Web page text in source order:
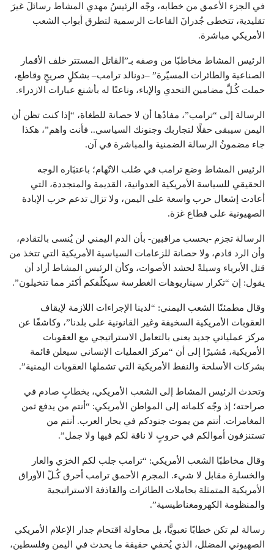
في الجزء الأعمق من خطابه، وجّه الرئيسُ مهدي المشاط رسائلَ غيرَ
تقليدية، تتخطى جُدرانَ القاعات الرسمية لتطرق أبواب الشعب
الأمريكي مباشرة.
الرئيس المشاط مخاطبًا من وصفه بـ”القاتل المستتر خلف الأقمار
الصناعية والطائرات المسيّرة” –دونالد ترامب– بشكلٍ صريحٍ وقاطع،
حملت كُـلَّ مضامين التحدي والإباء، وناعتًا له بأشنع عبارات الازدراء.
الرسالة إلى “ترامب”، مفادُها أن لا حصانة للطغاة، “إذا كنت تظن أن
اليمن سيبقى حقلًا لتجاربك وجنونك السياسي.. فأنت واهم”، هكذا
جاء مضمونُ الرسالة الضمنية والمباشرة في آن.
الرئيس المشاط وضع ترامب في صُلب الاتّهام؛ باعتبَاره الوجه
الحقيقي للسياسة الأمريكية العدوانية، القديمة والمتجددة، التي
أعادت إشعال حرب واسعة على اليمن، ولا تزال تدعم حرب الإبادة
الصهيونية على قطاع غزة.
الرسالة تجزم -بحسب مراقبين- بأن الدم اليمني لن يُنسى بالتقادم،
وأن الرد قادم، ولا حصانة للزعامات السياسية الأمريكية التي تتخذ من
قتل الأبرياء وسيلةً لحشد الأصوات، وكأن الرئيس المشاط أراد أن
يقول: إن “تكرار سيناريوهات الغطرسة سيكلّفكم أكثر مما تتخيلون”.
وقال مطمئنًا الشعب اليمني: “لدينا الإجراءات اللازمة لإيقاف
العقوبات الأمريكية السخيفة وغير القانونية على بلدنا”، وكاشفًا عن
مركز عملياتي جديد يعنى بالتعامل الاستراتيجي مع العقوبات
الأمريكية، مُشيرًا إلى أن “مركز العمليات الإنساني سيعلن قائمة
بشركات الأسلحة والنفط الأمريكية التي تشملها العقوبات اليمنية”.
وتحدث الرئيس المشاط إلى الشعب الأمريكي، بخطابٍ صادم في
صراحته؛ إذ وجّه كلماته إلى المواطن الأمريكي: “أنتم من يدفع ثمن
المغامرات. أنتم من يموت جنودكم في بحار العرب. أنتم من
تستنزفون أموالكم في حروبٍ لا ناقة لكم فيها ولا جمل”.
وقال مخاطبًا الشعب الأمريكي: “ترامب جلب لكم الخزي والعار
والخسارة مقابل لا شيء. المجرم الأحمق ترامب أحرق كُـلّ الأوراق
الأمريكية المتمثلة بحاملات الطائرات والقاذفة الاستراتيجية
والمنظومة الكهرومغناطيسية”.
رسالة لم تكن خطابًا تعبويًّا، بل محاولة اقتحام جدار الإعلام الأمريكي
الصهيوني المضلل، الذي يُخفي حقيقة ما يحدث في اليمن وفلسطين،